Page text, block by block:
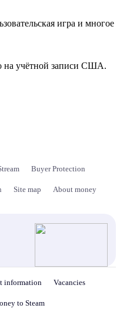
игра и многое
на учётной записи США.
Buyer Protection
Site map About money
information Vacancies
to Steam